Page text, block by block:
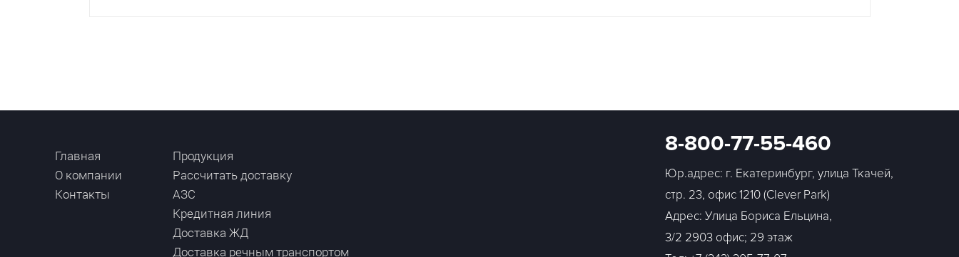
Главная
О компании
Контакты
Продукция
Рассчитать доставку
АЗС
Кредитная линия
Доставка ЖД
Доставка речным транспортом
8-800-77-55-460
Юр.адрес: г. Екатеринбург, улица Ткачей,
стр. 23, офис 1210 (Clever Park)
Адрес: Улица Бориса Ельцина,
3/2 2903 офис; 29 этаж